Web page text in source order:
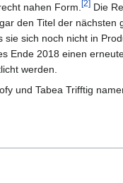
nahen Form.[2]Die
den Titel der nächsten
sie sich noch nicht in
Ende 2018 einen
werden.
und Tabea Trifftig